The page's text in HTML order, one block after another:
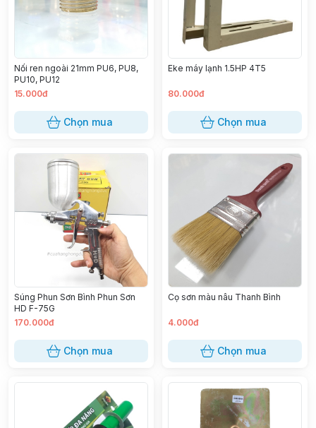
Nối ren ngoài 21mm PU6, PU8,
PU10, PU12
15.000đ
Chọn mua
Eke máy lạnh 1.5HP 4T5
80.000đ
Chọn mua
Súng Phun Sơn Bình Phun Sơn
HD F-75G
170.000đ
Chọn mua
Cọ sơn màu nâu Thanh Bình
4.000đ
Chọn mua